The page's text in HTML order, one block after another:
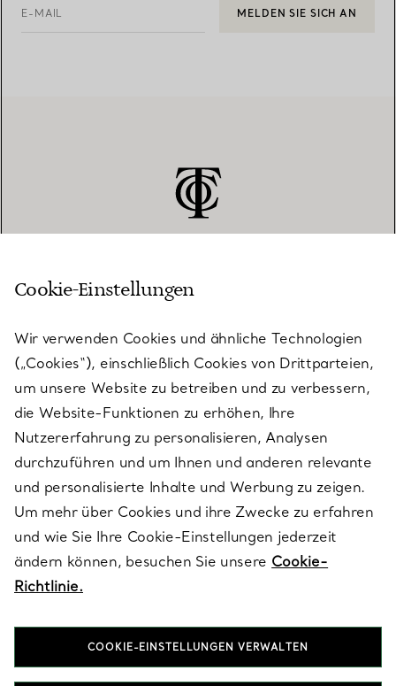
E-MAIL MELDEN SIE SICH AN
KUNDENSERVICE
SERVICES
ÜBER TIFFANY & CO.
RECHTLICHE HINWEISE
FOLGEN SIE UNS
Cookie-Einstellungen
Wir verwenden Cookies und ähnliche Technologien
(„Cookies“), einschließlich Cookies von Drittparteien,
um unsere Website zu betreiben und zu verbessern,
die Website-Funktionen zu erhöhen, Ihre
Nutzererfahrung zu personalisieren, Analysen
durchzuführen und um Ihnen und anderen relevante
und personalisierte Inhalte und Werbung zu zeigen.
Um mehr über Cookies und ihre Zwecke zu erfahren
und wie Sie Ihre Cookie-Einstellungen jederzeit
ändern können, besuchen Sie unsere Cookie-
Richtlinie.
COOKIE-EINSTELLUNGEN VERWALTEN